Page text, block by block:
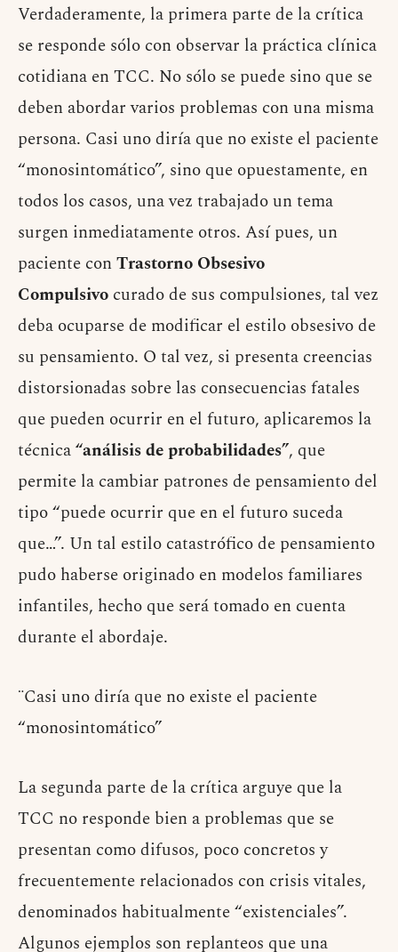
Verdaderamente, la primera parte de la crítica
se responde sólo con observar la práctica clínica
cotidiana en TCC. No sólo se puede sino que se
deben abordar varios problemas con una misma
persona. Casi uno diría que no existe el paciente
“monosintomático”, sino que opuestamente, en
todos los casos, una vez trabajado un tema
surgen inmediatamente otros. Así pues, un
paciente conTrastorno Obsesivo
Compulsivo curado de sus compulsiones, tal vez
deba ocuparse de modificar el estilo obsesivo de
su pensamiento. O tal vez, si presenta creencias
distorsionadas sobre las consecuencias fatales
que pueden ocurrir en el futuro, aplicaremos la
técnica“análisis de probabilidades”, que
permite la cambiar patrones de pensamiento del
tipo “puede ocurrir que en el futuro suceda
que…”. Un tal estilo catastrófico de pensamiento
pudo haberse originado en modelos familiares
infantiles, hecho que será tomado en cuenta
durante el abordaje.
¨Casi uno diría que no existe el paciente
“monosintomático”
La segunda parte de la crítica arguye que la
TCC no responde bien a problemas que se
presentan como difusos, poco concretos y
frecuentemente relacionados con crisis vitales,
denominados habitualmente “existenciales”.
Algunos ejemplos son replanteos que una